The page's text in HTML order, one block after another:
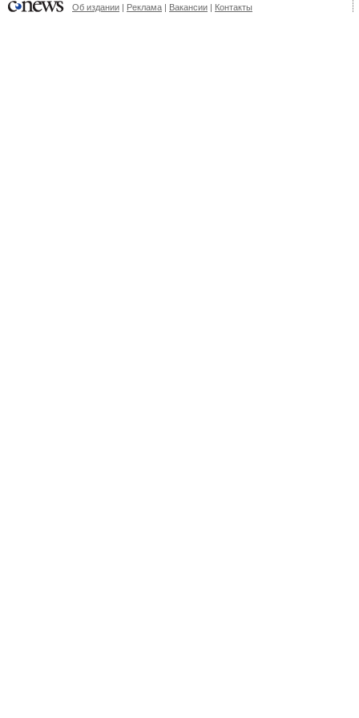
Об издании | Реклама | Вакансии | Контакты